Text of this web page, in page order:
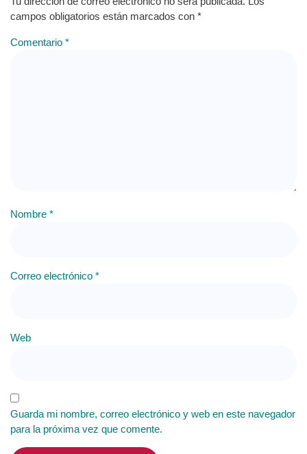
campos obligatorios están marcados con *
Comentario *
Nombre *
Correo electrónico *
Web
Guarda mi nombre, correo electrónico y web en este navegador
para la próxima vez que comente.